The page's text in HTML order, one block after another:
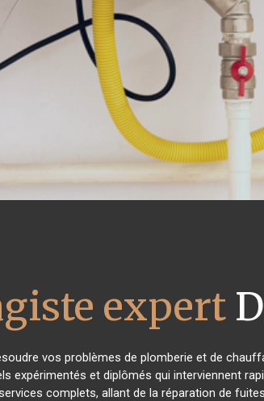
expert
vos problèmes de plomberie et de
expérimentés et diplômés qui interviennent
complets, allant de la réparation de